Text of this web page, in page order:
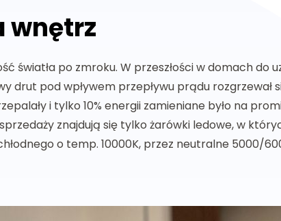
wnętrz
światła po zmroku. W przeszłości w domach do
pod wpływem przepływu prądu rozgrzewał
i tylko 10% energii zamieniane było na
znajdują się tylko żarówki ledowe, w
o temp. 10000K, przez neutralne 5000/